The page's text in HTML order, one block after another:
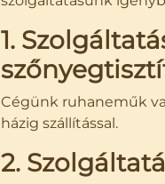
1.
Cégünk ruhaneműk
házig szállítással.
2.